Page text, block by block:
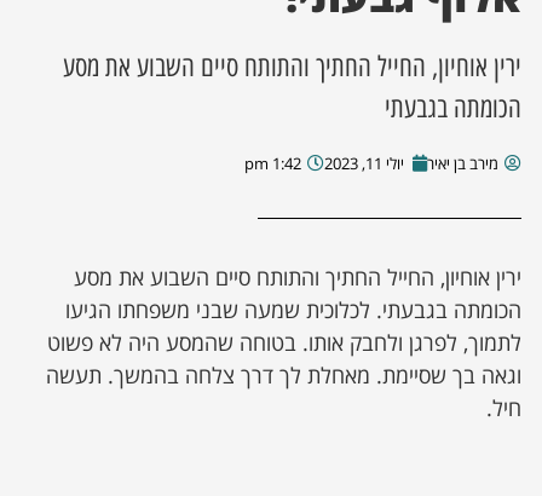
ירין אוחיון, החייל החתיך והתותח סיים השבוע את מסע
הכומתה בגבעתי
מירב בן יאיר יולי 11, 2023 1:42 pm
ירין אוחיון, החייל החתיך והתותח סיים השבוע את מסע
הכומתה בגבעתי. לכלוכית שמעה שבני משפחתו הגיעו
לתמוך, לפרגן ולחבק אותו. בטוחה שהמסע היה לא פשוט
וגאה בך שסיימת. מאחלת לך דרך צלחה בהמשך. תעשה
חיל.